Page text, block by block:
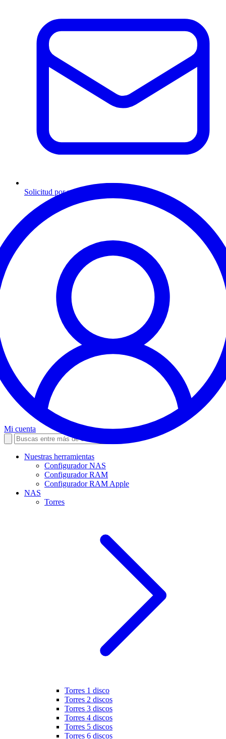
Solicitud por mensaje
Mi cuenta
Nuestras herramientas
Configurador NAS
Configurador RAM
Configurador RAM Apple
NAS
Torres
Torres 1 disco
Torres 2 discos
Torres 3 discos
Torres 4 discos
Torres 5 discos
Torres 6 discos